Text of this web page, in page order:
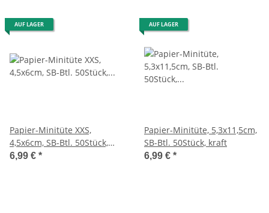
AUF LAGER
Papier-Minitüte XXS,
4,5x6cm, SB-Btl. 50Stück,
kraft
6,99 € *
AUF LAGER
Papier-Minitüte, 5,3x11,5cm,
SB-Btl. 50Stück, kraft
6,99 € *